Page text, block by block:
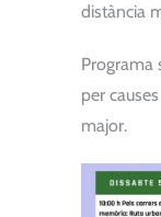
distància
Programa
per
major.